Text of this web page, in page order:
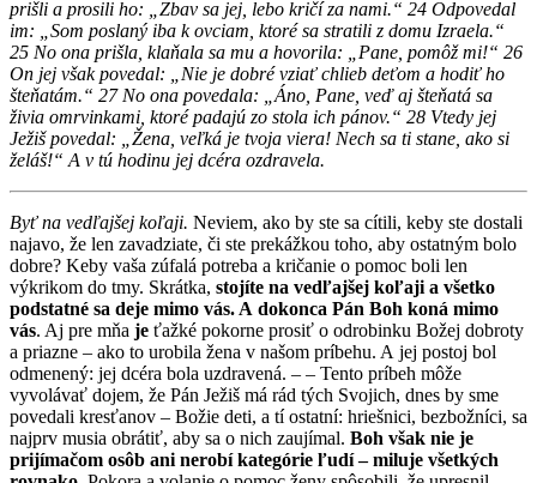
prišli a prosili ho: „Zbav sa jej, lebo kričí za nami.“ 24 Odpovedal
im: „Som poslaný iba k ovciam, ktoré sa stratili z domu Izraela.“
25 No ona prišla, klaňala sa mu a hovorila: „Pane, pomôž mi!“ 26
On jej však povedal: „Nie je dobré vziať chlieb deťom a hodiť ho
šteňatám.“ 27 No ona povedala: „Áno, Pane, veď aj šteňatá sa
živia omrvinkami, ktoré padajú zo stola ich pánov.“ 28 Vtedy jej
Ježiš povedal: „Žena, veľká je tvoja viera! Nech sa ti stane, ako si
želáš!“ A v tú hodinu jej dcéra ozdravela.
Byť na vedľajšej koľaji. Neviem, ako by ste sa cítili, keby ste dostali
najavo, že len zavadziate, či ste prekážkou toho, aby ostatným bolo
dobre? Keby vaša zúfalá potreba a kričanie o pomoc boli len
výkrikom do tmy. Skrátka, stojíte na vedľajšej koľaji a všetko
podstatné sa deje mimo vás. A dokonca Pán Boh koná mimo
vás. Aj pre mňa je ťažké pokorne prosiť o odrobinku Božej dobroty
a priazne – ako to urobila žena v našom príbehu. A jej postoj bol
odmenený: jej dcéra bola uzdravená. – – Tento príbeh môže
vyvolávať dojem, že Pán Ježiš má rád tých Svojich, dnes by sme
povedali kresťanov – Božie deti, a tí ostatní: hriešnici, bezbožníci, sa
najprv musia obrátiť, aby sa o nich zaujímal. Boh však nie je
prijímačom osôb ani nerobí kategórie ľudí – miluje všetkých